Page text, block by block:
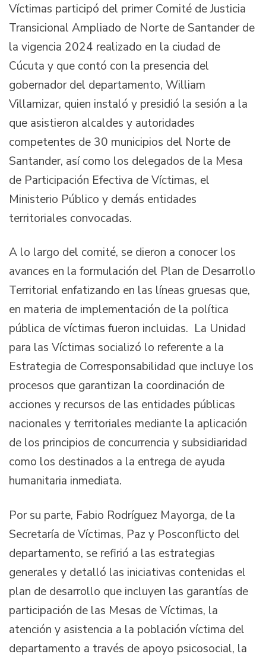
Víctimas participó del primer Comité de Justicia
Transicional Ampliado de Norte de Santander de
la vigencia 2024 realizado en la ciudad de
Cúcuta y que contó con la presencia del
gobernador del departamento, William
Villamizar, quien instaló y presidió la sesión a la
que asistieron alcaldes y autoridades
competentes de 30 municipios del Norte de
Santander, así como los delegados de la Mesa
de Participación Efectiva de Víctimas, el
Ministerio Público y demás entidades
territoriales convocadas.
A lo largo del comité, se dieron a conocer los
avances en la formulación del Plan de Desarrollo
Territorial enfatizando en las líneas gruesas que,
en materia de implementación de la política
pública de víctimas fueron incluidas. La Unidad
para las Víctimas socializó lo referente a la
Estrategia de Corresponsabilidad que incluye los
procesos que garantizan la coordinación de
acciones y recursos de las entidades públicas
nacionales y territoriales mediante la aplicación
de los principios de concurrencia y subsidiaridad
como los destinados a la entrega de ayuda
humanitaria inmediata.
Por su parte, Fabio Rodríguez Mayorga, de la
Secretaría de Víctimas, Paz y Posconflicto del
departamento, se refirió a las estrategias
generales y detalló las iniciativas contenidas el
plan de desarrollo que incluyen las garantías de
participación de las Mesas de Víctimas, la
atención y asistencia a la población víctima del
departamento a través de apoyo psicosocial, la